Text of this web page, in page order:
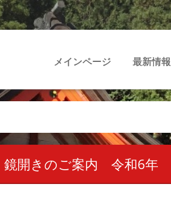
メインページ 最新情報
鏡開きのご案内 令和6年